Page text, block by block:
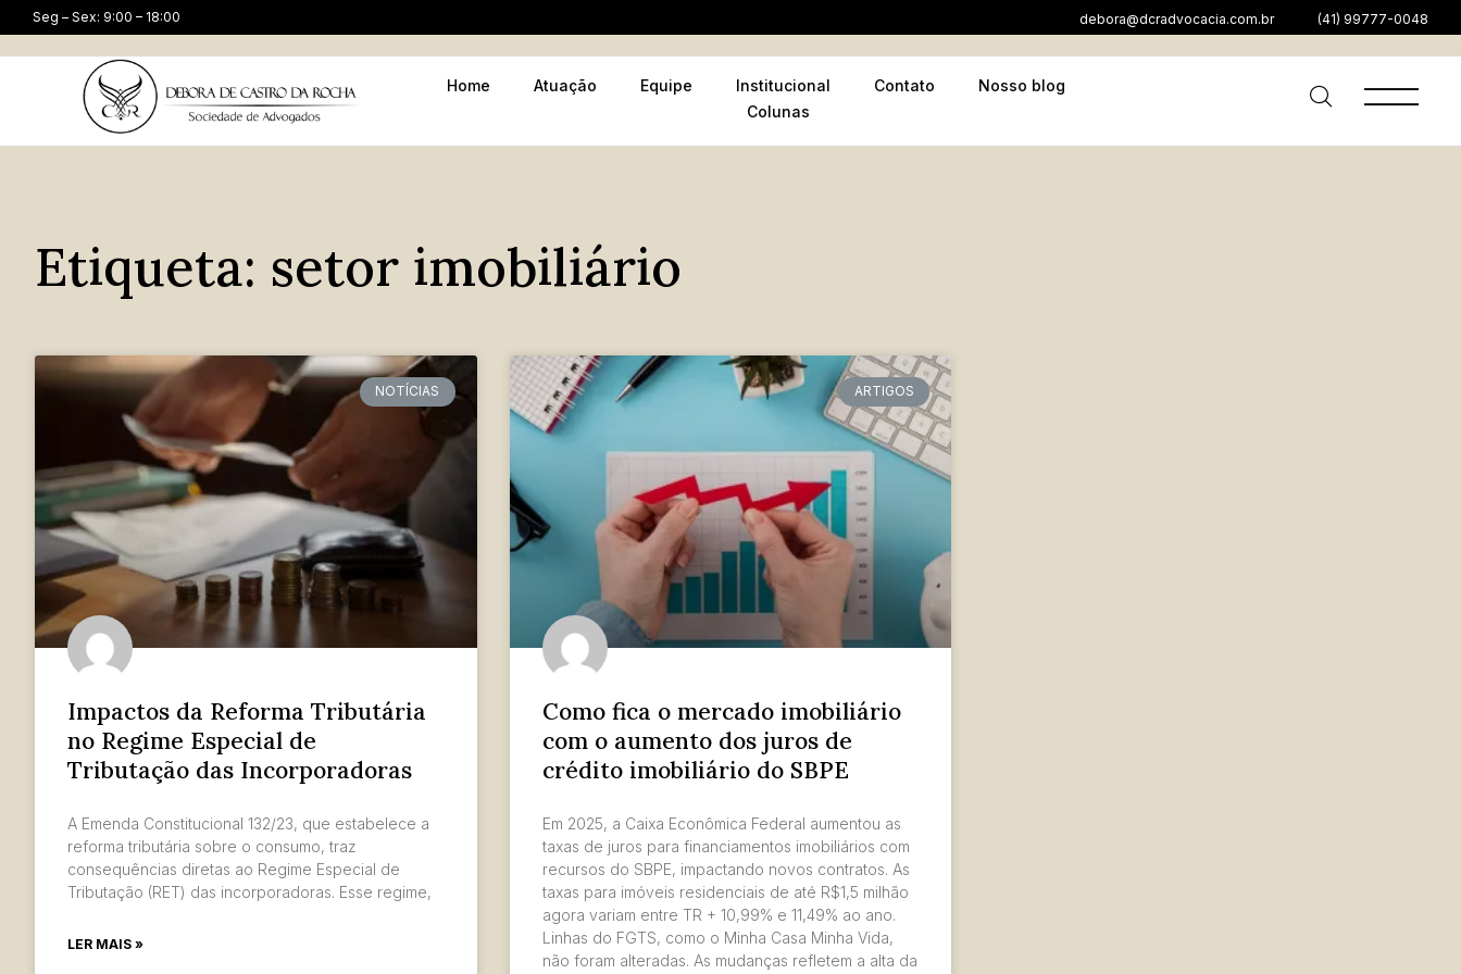
Seg – Sex: 9:00 – 18:00 debora@dcradvocacia.com.br (41) 99777-0048
Home Atuação Equipe Institucional Contato
Nosso blog
Colunas
Etiqueta: setor imobiliário
NOTÍCIAS
Impactos da Reforma Tributária
no Regime Especial de
Tributação das Incorporadoras
A Emenda Constitucional 132/23, que estabelece a
reforma tributária sobre o consumo, traz
consequências diretas ao Regime Especial de
Tributação (RET) das incorporadoras. Esse regime,
LER MAIS »
ARTIGOS
Como fica o mercado imobiliário
com o aumento dos juros de
crédito imobiliário do SBPE
Em 2025, a Caixa Econômica Federal aumentou as
taxas de juros para financiamentos imobiliários com
recursos do SBPE, impactando novos contratos. As
taxas para imóveis residenciais de até R$1,5 milhão
agora variam entre TR + 10,99% e 11,49% ao ano.
Linhas do FGTS, como o Minha Casa Minha Vida,
não foram alteradas. As mudanças refletem a alta da